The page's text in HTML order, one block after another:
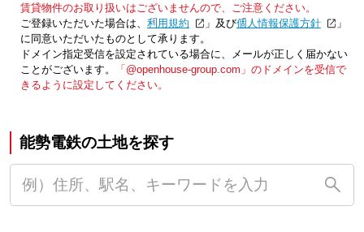
賃貸物件のお取り扱いはございませんので、ご注意ください。
ご登録いただいた場合は、「利用規約 」及び「個人情報保護方針
」
に同意いただいたものとして承ります。
ドメイン指定受信を設定されている場合に、メールが正しく届かない
ことがございます。
「@openhouse-group.com」のドメインを受信で
きるように設定してください。
能勢電鉄の土地を探す